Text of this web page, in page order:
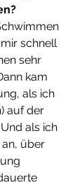
schnell
sehr
kam
als ich
auf der
als ich
über